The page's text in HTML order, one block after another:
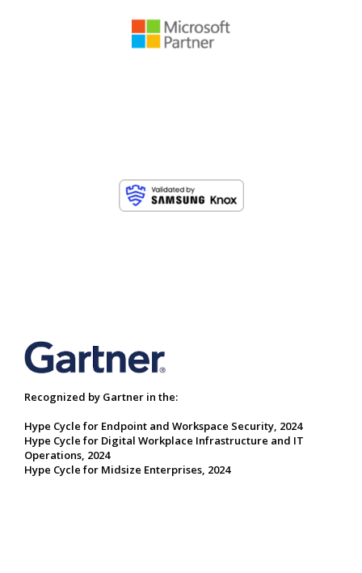
Recognized by Gartner in the:
Hype Cycle for Endpoint and Workspace Security, 2024
Hype Cycle for Digital Workplace Infrastructure and IT
Operations, 2024
Hype Cycle for Midsize Enterprises, 2024